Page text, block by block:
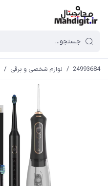
24993684
/ لوازم شخصی و برقی /